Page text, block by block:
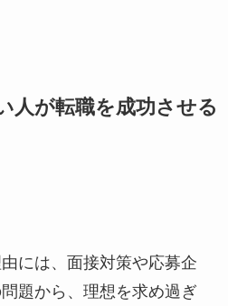
人が転職を成功させる
には、面接対策や応募企
題から、理想を求め過ぎ